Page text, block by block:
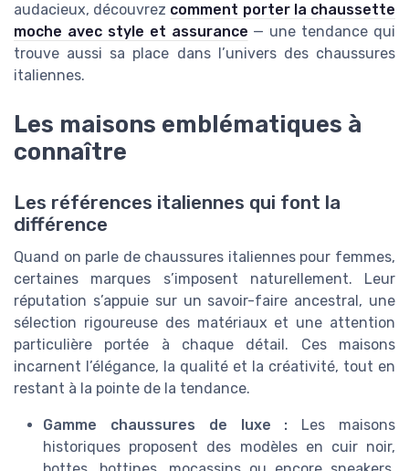
audacieux, découvrez comment porter la chaussette
moche avec style et assurance — une tendance qui
trouve aussi sa place dans l’univers des chaussures
italiennes.
Les maisons emblématiques à
connaître
Les références italiennes qui font la
différence
Quand on parle de chaussures italiennes pour femmes,
certaines marques s’imposent naturellement. Leur
réputation s’appuie sur un savoir-faire ancestral, une
sélection rigoureuse des matériaux et une attention
particulière portée à chaque détail. Ces maisons
incarnent l’élégance, la qualité et la créativité, tout en
restant à la pointe de la tendance.
Gamme chaussures de luxe : Les maisons
historiques proposent des modèles en cuir noir,